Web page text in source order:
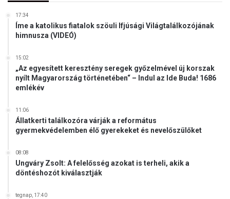
17:34
Íme a katolikus fiatalok szöuli Ifjúsági Világtalálkozójának
himnusza (VIDEÓ)
15:02
„Az egyesített keresztény seregek győzelmével új korszak
nyílt Magyarország történetében“ – Indul az Ide Buda! 1686
emlékév
11:06
Állatkerti találkozóra várják a református
gyermekvédelemben élő gyerekeket és nevelőszülőket
08:08
Ungváry Zsolt: A felelősség azokat is terheli, akik a
döntéshozót kiválasztják
tegnap, 17:40